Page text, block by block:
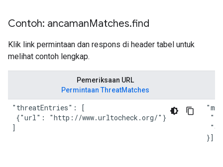
Contoh: ancamanMatches.find
Klik link permintaan dan respons di header tabel untuk
melihat contoh lengkap.
Pemeriksaan URL
Permintaan ThreatMatches
"threatEntries": [
{"url": "http://www.urltocheck.org/"}
]
}]